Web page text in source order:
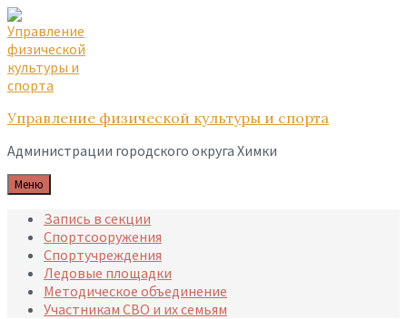
Skip
to
content
Skip
to
main
navigation
Skip
to
footer
Управление физической культуры и спорта
Администрации городского округа Химки
Меню
Запись в секции
Спортсооружения
Спортучреждения
Ледовые площадки
Методическое объединение
Участникам СВО и их семьям